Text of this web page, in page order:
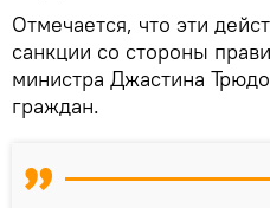
Отмечается, что эти
санкции со стороны
министра Джастина
граждан.